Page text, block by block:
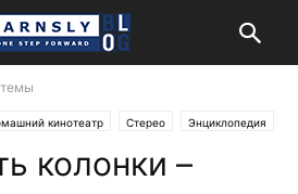
кинотеатр Стерео Энциклопедия
колонки –